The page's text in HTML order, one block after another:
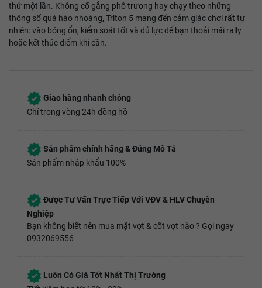
thử một lần. Không cố gắng phô trương hay chạy theo những
thông số quá hào nhoáng, Triton 5 mang đến cảm giác chơi rất tự
nhiên: vào bóng ổn, kiểm soát tốt và đủ lực để bạn thoải mái rally
hoặc kết thúc điểm khi cần.
Giao hàng nhanh chóng
Chỉ trong vòng 24h đồng hồ
Sản phẩm chính hãng & Đúng Mô Tả
Sản phẩm nhập khẩu 100%
Được Tư Vấn Trực Tiếp Với VĐV & HLV Chuyên
Nghiệp
Bạn không biết nên mua mặt vợt & cốt vợt nào ? Gọi ngay
0932069556
Luôn Có Giá Tốt Nhất Thị Trường